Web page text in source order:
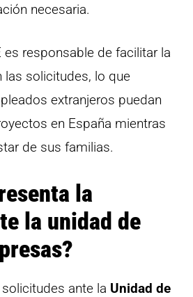
necesaria.
es responsable de facilitar la
las solicitudes, lo que
extranjeros puedan
en España mientras
de sus familias.
la
la unidad de
ante la Unidad de